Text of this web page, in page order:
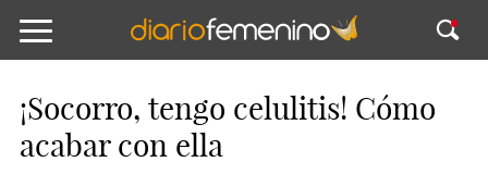
¡Socorro, tengo celulitis! Cómo
acabar con ella